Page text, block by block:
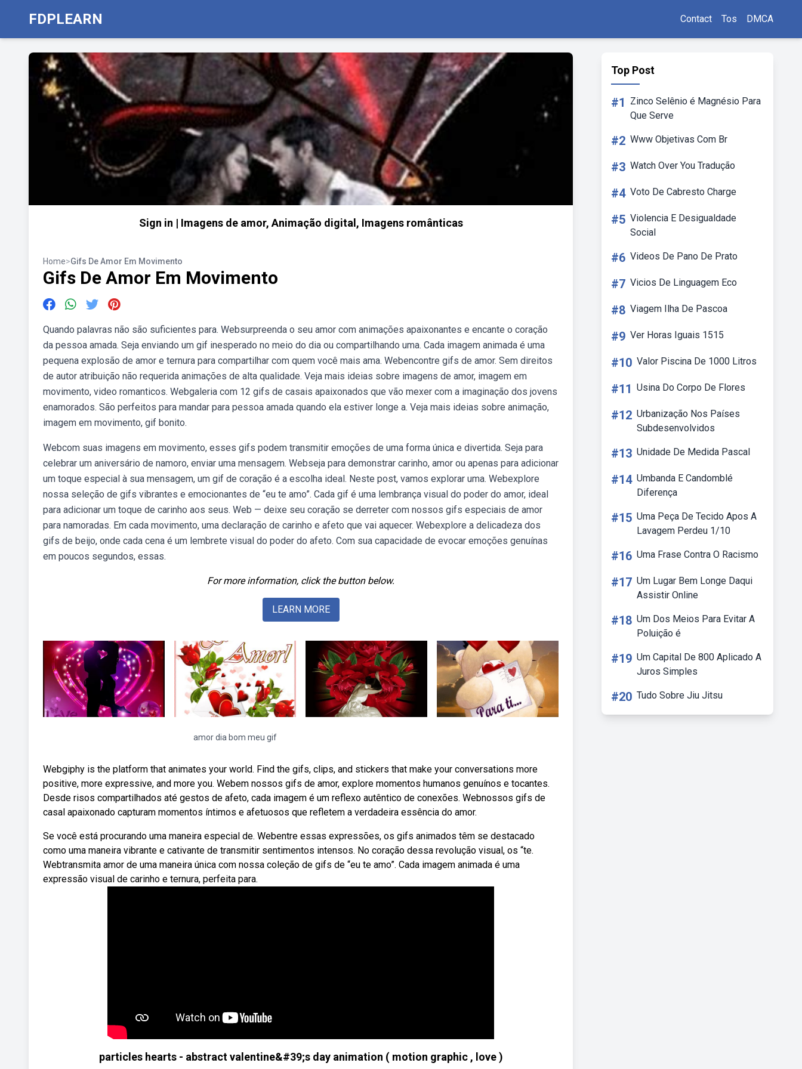
FDPLEARN Contact Tos DMCA
Sign in | Imagens de amor, Animação digital, Imagens românticas
Home>Gifs De Amor Em Movimento
Gifs De Amor Em Movimento
Quando palavras não são suficientes para. Websurpreenda o seu amor com animações apaixonantes e encante o coração
da pessoa amada. Seja enviando um gif inesperado no meio do dia ou compartilhando uma. Cada imagem animada é uma
pequena explosão de amor e ternura para compartilhar com quem você mais ama. Webencontre gifs de amor. Sem direitos
de autor atribuição não requerida animações de alta qualidade. Veja mais ideias sobre imagens de amor, imagem em
movimento, video romanticos. Webgaleria com 12 gifs de casais apaixonados que vão mexer com a imaginação dos jovens
enamorados. São perfeitos para mandar para pessoa amada quando ela estiver longe a. Veja mais ideias sobre animação,
imagem em movimento, gif bonito.
Webcom suas imagens em movimento, esses gifs podem transmitir emoções de uma forma única e divertida. Seja para
celebrar um aniversário de namoro, enviar uma mensagem. Webseja para demonstrar carinho, amor ou apenas para adicionar
um toque especial à sua mensagem, um gif de coração é a escolha ideal. Neste post, vamos explorar uma. Webexplore
nossa seleção de gifs vibrantes e emocionantes de “eu te amo”. Cada gif é uma lembrança visual do poder do amor, ideal
para adicionar um toque de carinho aos seus. Web — deixe seu coração se derreter com nossos gifs especiais de amor
para namoradas. Em cada movimento, uma declaração de carinho e afeto que vai aquecer. Webexplore a delicadeza dos
gifs de beijo, onde cada cena é um lembrete visual do poder do afeto. Com sua capacidade de evocar emoções genuínas
em poucos segundos, essas.
For more information, click the button below.
LEARN MORE
amor dia bom meu gif
Webgiphy is the platform that animates your world. Find the gifs, clips, and stickers that make your conversations more
positive, more expressive, and more you. Webem nossos gifs de amor, explore momentos humanos genuínos e tocantes.
Desde risos compartilhados até gestos de afeto, cada imagem é um reflexo autêntico de conexões. Webnossos gifs de
casal apaixonado capturam momentos íntimos e afetuosos que refletem a verdadeira essência do amor.
Se você está procurando uma maneira especial de. Webentre essas expressões, os gifs animados têm se destacado
como uma maneira vibrante e cativante de transmitir sentimentos intensos. No coração dessa revolução visual, os “te.
Webtransmita amor de uma maneira única com nossa coleção de gifs de “eu te amo”. Cada imagem animada é uma
expressão visual de carinho e ternura, perfeita para.
particles hearts - abstract valentine&#39;s day animation ( motion graphic , love )
Top Post
#1
Zinco Selênio é Magnésio Para
Que Serve
#2 Www Objetivas Com Br
#3 Watch Over You Tradução
#4 Voto De Cabresto Charge
#5 Violencia E Desigualdade
Social
#6 Videos De Pano De Prato
#7 Vicios De Linguagem Eco
#8 Viagem Ilha De Pascoa
#9 Ver Horas Iguais 1515
#10 Valor Piscina De 1000 Litros
#11 Usina Do Corpo De Flores
#12 Urbanização Nos Países
Subdesenvolvidos
#13 Unidade De Medida Pascal
#14 Umbanda E Candomblé
Diferença
#15 Uma Peça De Tecido Apos A
Lavagem Perdeu 1/10
#16 Uma Frase Contra O Racismo
#17 Um Lugar Bem Longe Daqui
Assistir Online
#18 Um Dos Meios Para Evitar A
Poluição é
#19 Um Capital De 800 Aplicado A
Juros Simples
#20 Tudo Sobre Jiu Jitsu